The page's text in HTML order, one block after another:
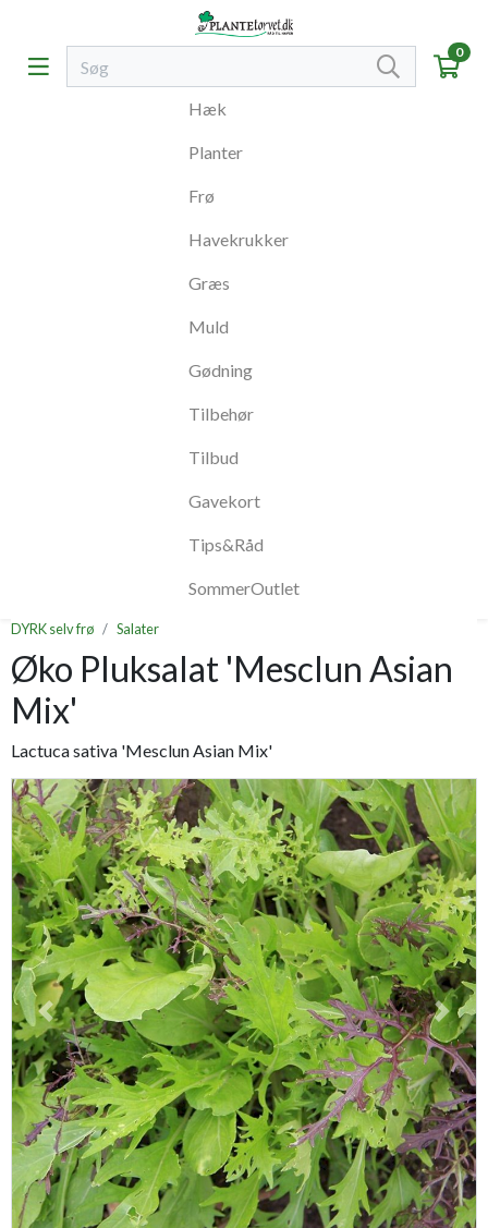
0
Hæk
Planter
Frø
Havekrukker
Græs
Muld
Gødning
Tilbehør
Tilbud
Gavekort
Tips&Råd
SommerOutlet
DYRK selv frø Salater
Øko Pluksalat 'Mesclun Asian
Mix'
Lactuca sativa 'Mesclun Asian Mix'
Previous Next